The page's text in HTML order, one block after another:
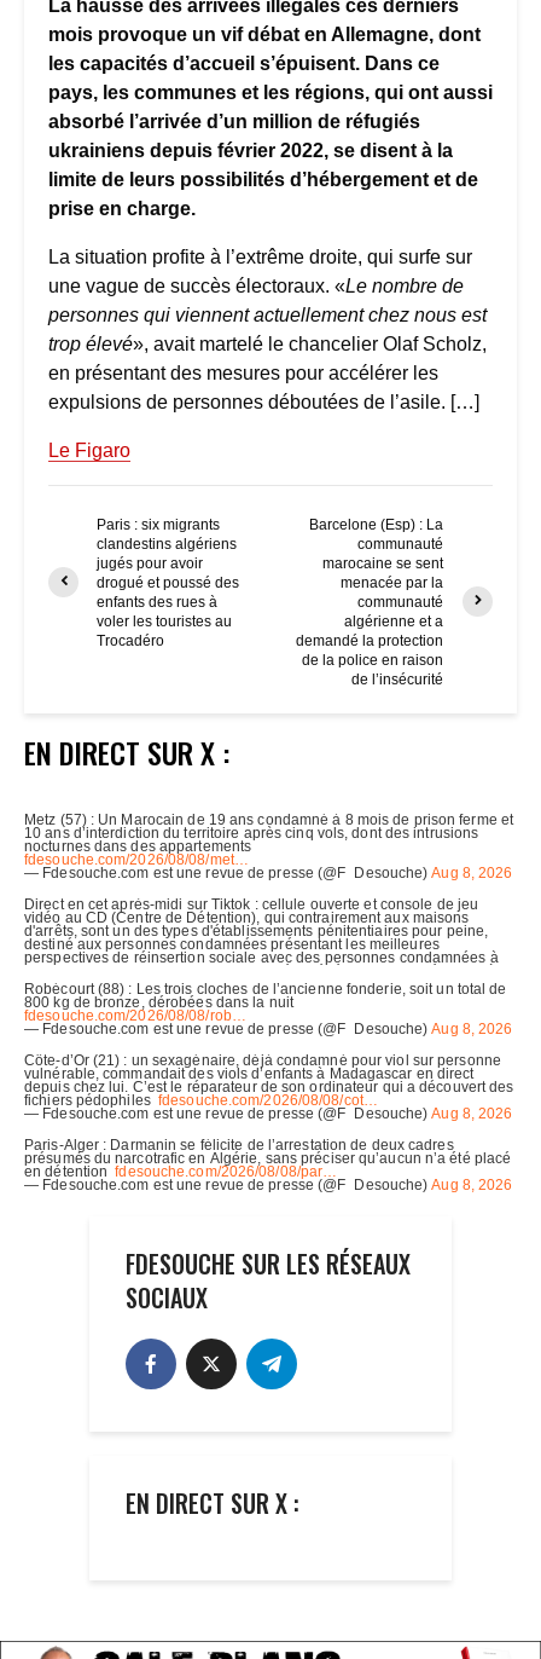
La hausse des arrivées illégales ces derniers
mois provoque un vif débat en Allemagne, dont
les capacités d’accueil s’épuisent. Dans ce
pays, les communes et les régions, qui ont aussi
absorbé l’arrivée d’un million de réfugiés
ukrainiens depuis février 2022, se disent à la
limite de leurs possibilités d’hébergement et de
prise en charge.
La situation profite à l’extrême droite, qui surfe sur
une vague de succès électoraux. «Le nombre de
personnes qui viennent actuellement chez nous est
trop élevé», avait martelé le chancelier Olaf Scholz,
en présentant des mesures pour accélérer les
expulsions de personnes déboutées de l’asile. […]
Le Figaro
Paris : six migrants
clandestins algériens
jugés pour avoir
drogué et poussé des
enfants des rues à
voler les touristes au
Trocadéro
Barcelone (Esp) : La
communauté
marocaine se sent
menacée par la
communauté
algérienne et a
demandé la protection
de la police en raison
de l’insécurité
EN DIRECT SUR X :
FDESOUCHE SUR LES RÉSEAUX
SOCIAUX
EN DIRECT SUR X :